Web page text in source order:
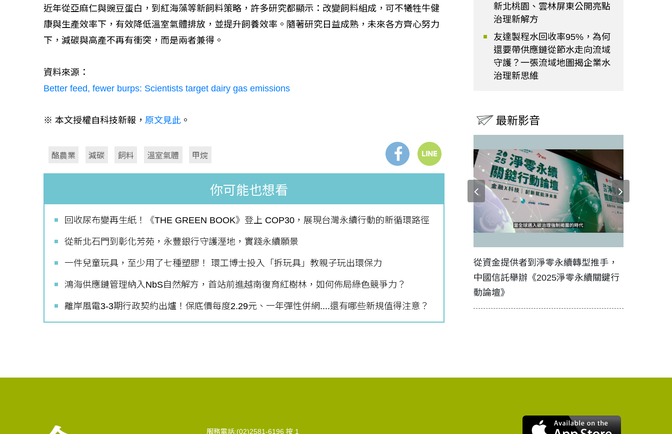
近年從亞麻仁與豌豆蛋白，到紅海藻等新飼料策略，許多研究都顯示：改變飼料組成，可不犧牲牛健
康與生產效率下，有效降低溫室氣體排放，並提升飼養效率。隨著研究日益成熟，未來各方齊心努力
下，減碳與高產不再有衝突，而是兩者兼得。
資料來源：
Better feed, fewer burps: Scientists target dairy gas emissions
※ 本文授權自科技新報， 原文見此 。
酪農業 減碳 飼料 溫室氣體 甲烷
你可能也想看
回收尿布變再生紙！《THE GREEN BOOK》登上 COP30，展現台灣永續行動的新循環路徑
從新北石門到彰化芳苑，永豐銀行守護溼地，實踐永續願景
一件兒童玩具，至少用了七種塑膠！ 環工博士投入「拆玩具」教親子玩出環保力
鴻海供應鏈管理納入NbS自然解方，首站前進越南復育紅樹林，如何佈局綠色競爭力？
離岸風電3-3期行政契約出爐！保底價每度2.29元、一年彈性併網....還有哪些新規值得注意？
新北桃園、雲林屏東公開亮點
治理新解方
友達製程水回收率95%，為何
還要帶供應鏈從節水走向流域
守護？一張流域地圖揭企業水
治理新思維
最新影音
如何守護每個生命的轉折點？ 醫務社
工改變病患命運的真實故事
【故事精華】從黑暗到光明 見證醫務
社工如何改變生命的故事
從資金提供者到淨零永續轉型推手，
中國信託舉辦《2025淨零永續關鍵行
動論壇》
服務電話:(02)2581-6196 按 1